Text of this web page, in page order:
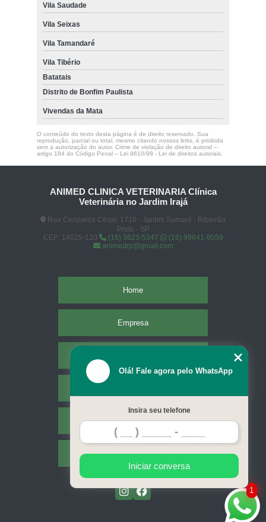
Vila Saudade
Vila Seixas
Vila Tamandaré
Vila Tibério
Batatais
Distrito de Bonfim Paulista
Vivendas da Mata
O conteúdo do texto desta página é de direito reservado. Sua
reprodução, parcial ou total, mesmo citando nossos links, é proibida
sem a autorização do autor. Crime de violação de direito autoral –
artigo 184 do Código Penal – Lei 9610/98 - Lei de direitos autorais.
ANIMED CLINICA VETERINARIA Clínica
Veterinária no Jardim Irajá
Rua Cerqueira César, 1710 - Jardim Sumaré - Ribeirão
Preto - SP
CEP: 14025-120
(16) 3623-5347
(16) 99641-9559
animedrp@gmail.com
Home
Empresa
Contato
Mapa do site
1
Olá! Fale agora pelo WhatsApp
Insira seu telefone
Iniciar conversa